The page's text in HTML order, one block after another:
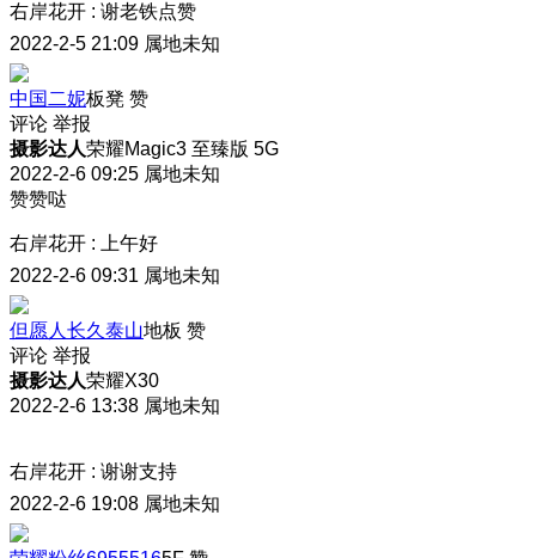
右岸花开 : 谢老铁点赞
2022-2-5 21:09 属地未知
中国二妮板凳 赞
评论 举报
摄影达人荣耀Magic3 至臻版 5G
2022-2-6 09:25 属地未知
赞赞哒
右岸花开 :
上午好
2022-2-6 09:31 属地未知
但愿人长久泰山地板 赞
评论 举报
摄影达人荣耀X30
2022-2-6 13:38 属地未知
右岸花开 : 谢谢支持
2022-2-6 19:08 属地未知